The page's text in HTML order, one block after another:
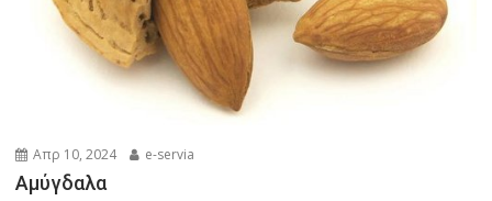
Απρ 10, 2024 e-servia
Αμύγδαλα